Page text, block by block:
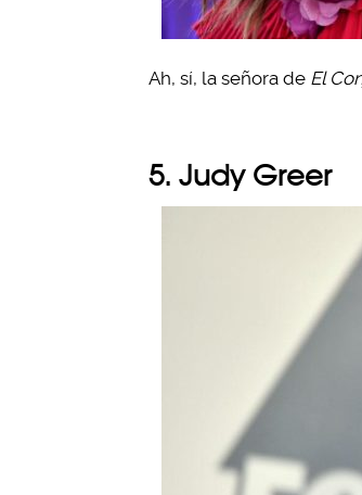
Ah, sí, la señora de El
5. Judy Greer